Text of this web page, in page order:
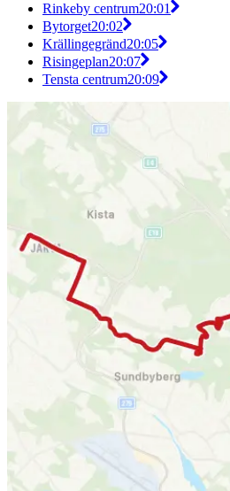
Rinkeby centrum20:01
Bytorget20:02
Krällingegränd20:05
Risingeplan20:07
Tensta centrum20:09